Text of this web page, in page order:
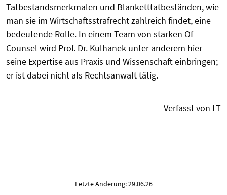
Tatbestandsmerkmalen und Blanketttatbeständen, wie
man sie im Wirtschaftsstrafrecht zahlreich findet, eine
bedeutende Rolle. In einem Team von starken Of
Counsel wird Prof. Dr. Kulhanek unter anderem hier
seine Expertise aus Praxis und Wissenschaft einbringen;
er ist dabei nicht als Rechtsanwalt tätig.
Verfasst von LT
Letzte Änderung: 29.06.26